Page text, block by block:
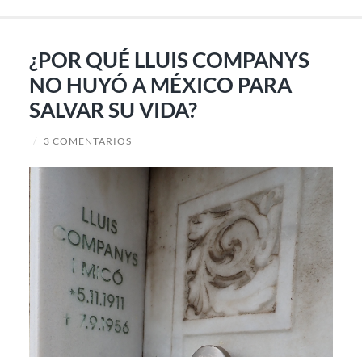
¿POR QUÉ LLUIS COMPANYS
NO HUYÓ A MÉXICO PARA
SALVAR SU VIDA?
/ 3 COMENTARIOS